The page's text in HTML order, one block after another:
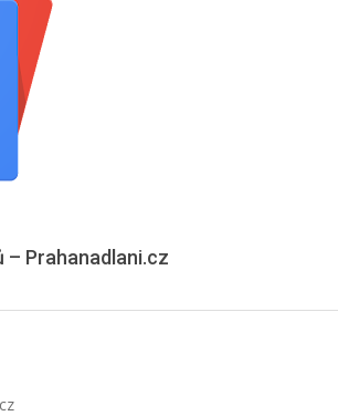
– Prahanadlani.cz